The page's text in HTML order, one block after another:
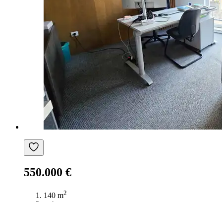
550.000 €
140 m2